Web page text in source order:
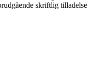
skriftlig tilladelse